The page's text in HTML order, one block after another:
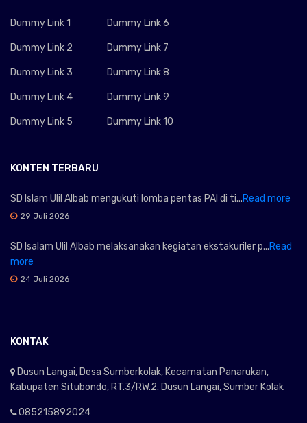
Dummy Link 1
Dummy Link 2
Dummy Link 3
Dummy Link 4
Dummy Link 5
Dummy Link 6
Dummy Link 7
Dummy Link 8
Dummy Link 9
Dummy Link 10
KONTEN TERBARU
SD Islam Ulil Albab mengukuti lomba pentas PAI di ti...Read more
29 Juli 2026
SD Isalam Ulil Albab melaksanakan kegiatan ekstakuriler p...Read
more
24 Juli 2026
KONTAK
Dusun Langai, Desa Sumberkolak, Kecamatan Panarukan,
Kabupaten Situbondo, RT.3/RW.2. Dusun Langai, Sumber Kolak
085215892024